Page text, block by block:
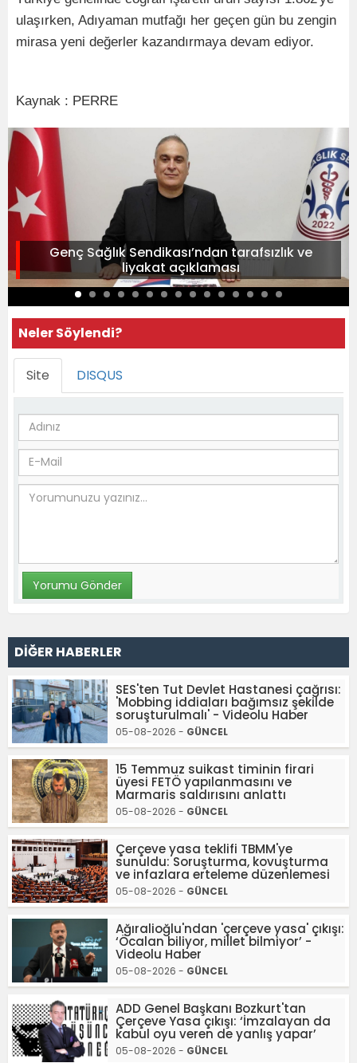
ulaşırken, Adıyaman mutfağı her geçen gün bu zengin
mirasa yeni değerler kazandırmaya devam ediyor.
Kaynak : PERRE
Genç Sağlık Sendikası’ndan tarafsızlık ve
liyakat açıklaması
Neler Söylendi?
Site DISQUS
DİĞER HABERLER
SES'ten Tut Devlet Hastanesi çağrısı:
'Mobbing iddiaları bağımsız şekilde
soruşturulmalı' - Videolu Haber
05-08-2026 - GÜNCEL
15 Temmuz suikast timinin firari
üyesi FETÖ yapılanmasını ve
Marmaris saldırısını anlattı
05-08-2026 - GÜNCEL
Çerçeve yasa teklifi TBMM'ye
sunuldu: Soruşturma, kovuşturma
ve infazlara erteleme düzenlemesi
05-08-2026 - GÜNCEL
Ağıralioğlu'ndan 'çerçeve yasa' çıkışı:
‘Öcalan biliyor, millet bilmiyor’ -
Videolu Haber
05-08-2026 - GÜNCEL
ADD Genel Başkanı Bozkurt'tan
Çerçeve Yasa çıkışı: ‘İmzalayan da
kabul oyu veren de yanlış yapar’
05-08-2026 - GÜNCEL